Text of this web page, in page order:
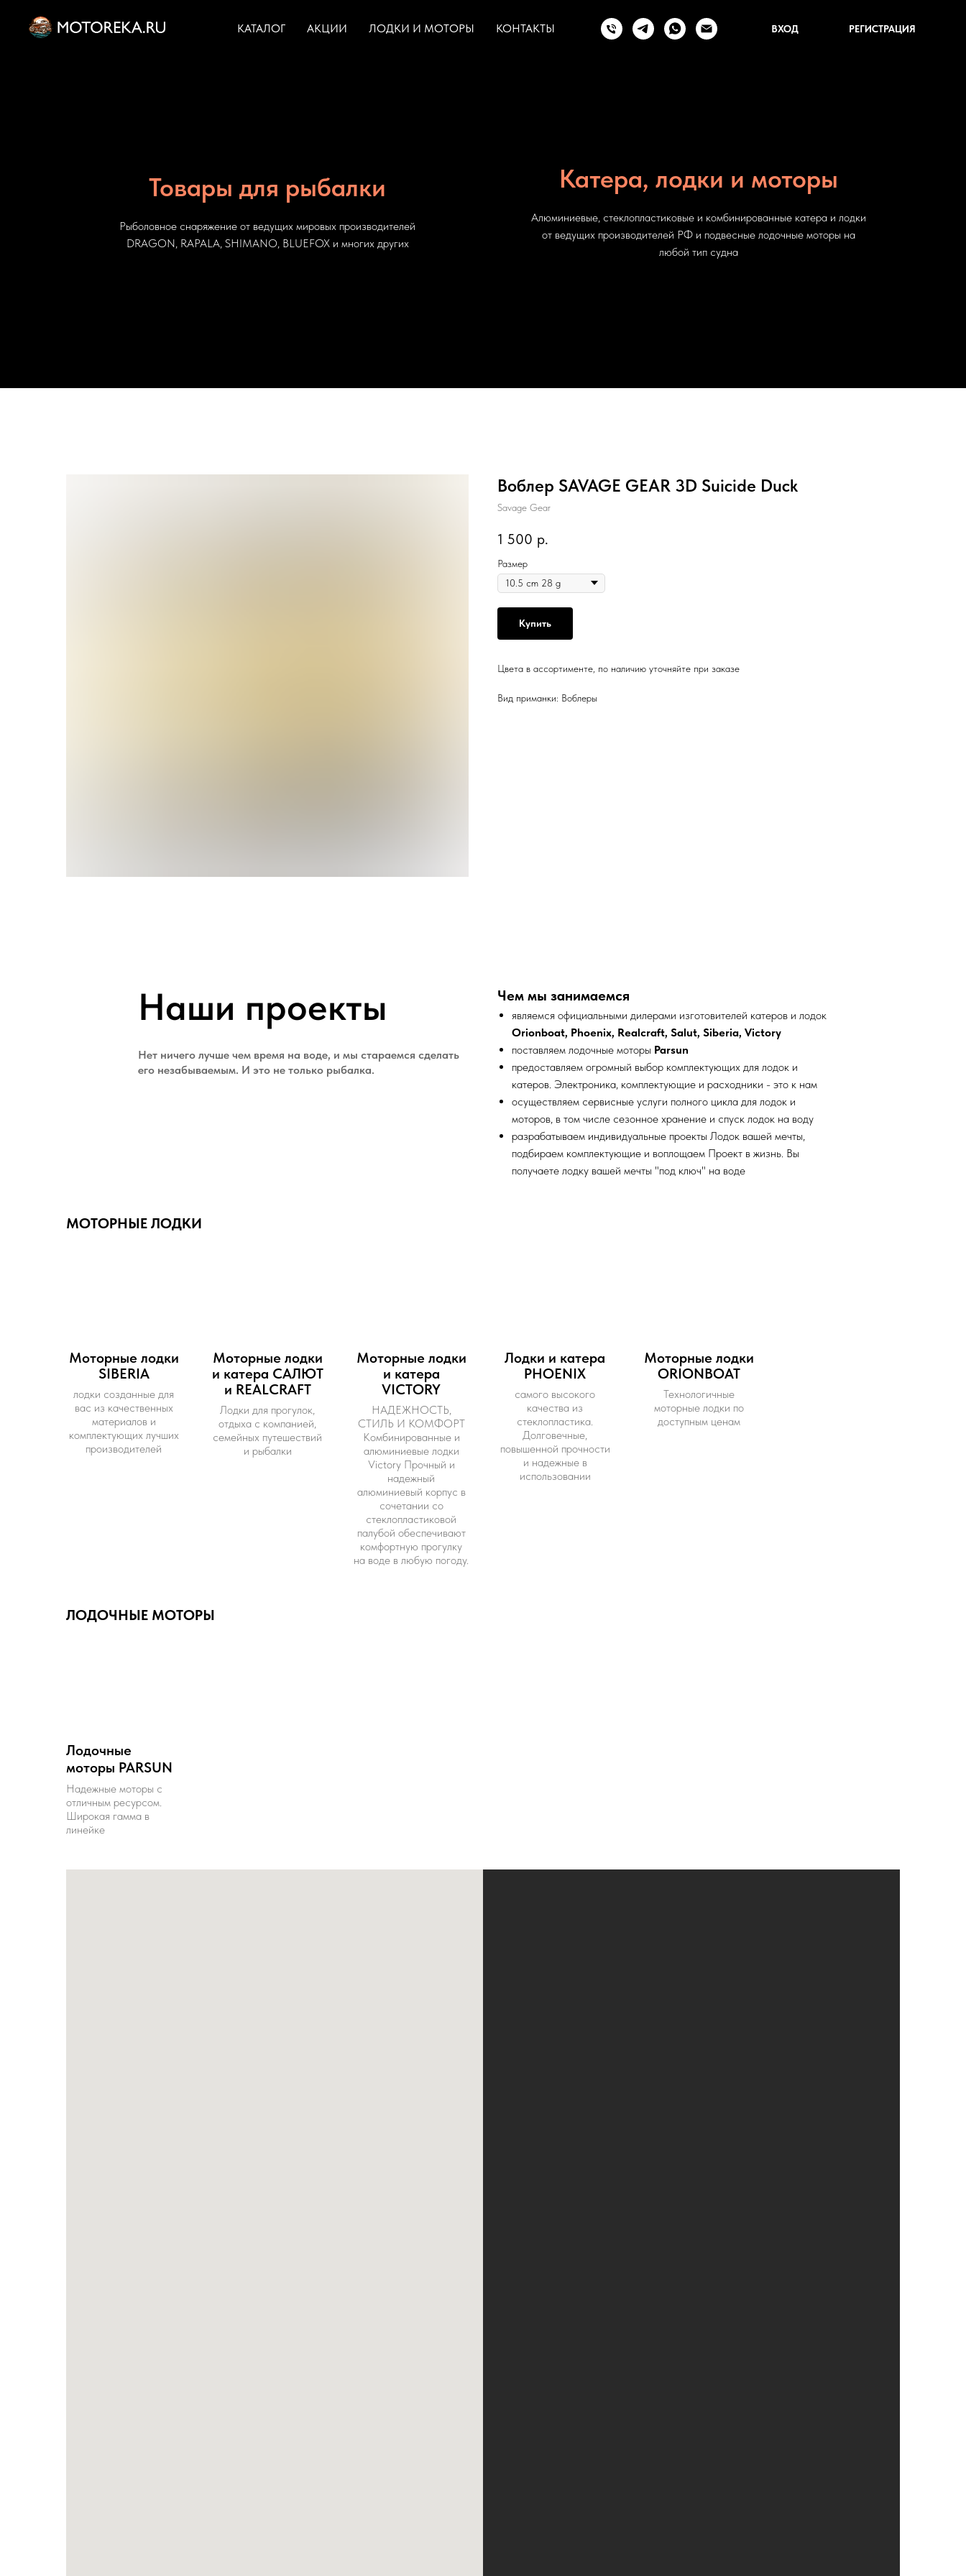
КАТАЛОГ АКЦИИ ЛОДКИ И МОТОРЫ КОНТАКТЫ ВХОД РЕГИСТРАЦИЯ
Товары для рыбалки
Рыболовное снаряжение от ведущих мировых производителей
DRAGON, RAPALA, SHIMANO, BLUEFOX и многих других
Катера, лодки и моторы
Алюминиевые, стеклопластиковые и комбинированные катера и лодки
от ведущих производителей РФ и подвесные лодочные моторы на
любой тип судна
Воблер SAVAGE GEAR 3D Suicide Duck
Savage Gear
1 500 р.
Размер
Купить
Цвета в ассортименте, по наличию уточняйте при заказе
Вид приманки: Воблеры
Наши проекты
Нет ничего лучше чем время на воде, и мы стараемся сделать
его незабываемым. И это не только рыбалка.
Чем мы занимаемся
являемся официальными дилерами изготовителей катеров и лодок
Orionboat, Phoenix, Realcraft, Salut, Siberia, Victory
поставляем лодочные моторы Parsun
предоставляем огромный выбор комплектующих для лодок и
катеров. Электроника, комплектующие и расходники - это к нам
осуществляем сервисные услуги полного цикла для лодок и
моторов, в том числе сезонное хранение и спуск лодок на воду
разрабатываем индивидуальные проекты Лодок вашей мечты,
подбираем комплектующие и воплощаем Проект в жизнь. Вы
получаете лодку вашей мечты "под ключ" на воде
МОТОРНЫЕ ЛОДКИ
Моторные лодки
SIBERIA
лодки созданные для
вас из качественных
материалов и
комплектующих лучших
производителей
Моторные лодки
и катера САЛЮТ
и REALCRAFT
Лодки для прогулок,
отдыха с компанией,
семейных путешествий
и рыбалки
Моторные лодки
и катера
VICTORY
НАДЕЖНОСТЬ,
СТИЛЬ И КОМФОРТ
Комбинированные и
алюминиевые лодки
Victory Прочный и
надежный
алюминиевый корпус в
сочетании со
стеклопластиковой
палубой обеспечивают
комфортную прогулку
на воде в любую погоду.
Лодки и катера
PHOENIX
самого высокого
качества из
стеклопластика.
Долговечные,
повышенной прочности
и надежные в
использовании
Моторные лодки
ORIONBOAT
Технологичные
моторные лодки по
доступным ценам
ЛОДОЧНЫЕ МОТОРЫ
Лодочные
моторы PARSUN
Надежные моторы с
отличным ресурсом.
Широкая гамма в
линейке